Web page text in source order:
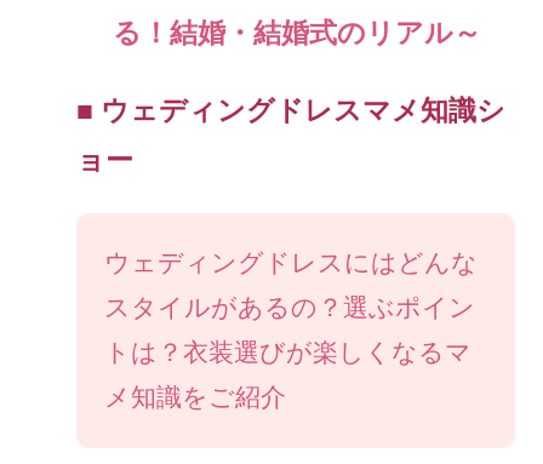
る！結婚・結婚式のリアル～
■ ウェディングドレスマメ知識シ
ョー
ウェディングドレスにはどんな
スタイルがあるの？選ぶポイン
トは？衣装選びが楽しくなるマ
メ知識をご紹介